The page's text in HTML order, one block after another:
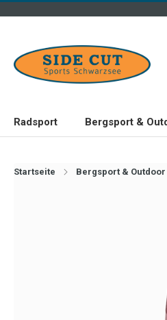
Radsport Bergsport &
Startseite Bergsport & Outdoor